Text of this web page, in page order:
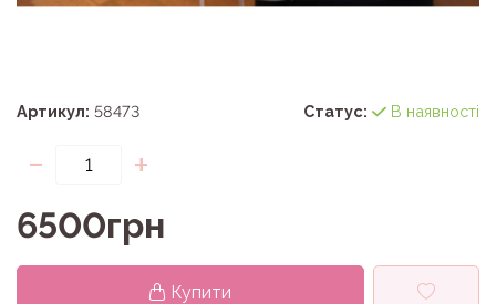
Артикул: 58473 Статус: В наявності
- +
6500грн
Купити